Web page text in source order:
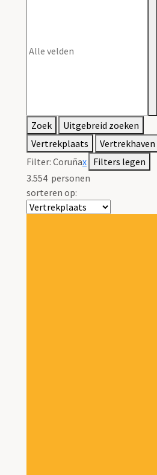
Zoek
Uitgebreid zoeken
Vertrekplaats
Vertrekhaven
Filter: Coruñax Filters legen
3.554 personen
sorteren op: